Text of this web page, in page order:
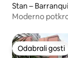
Stan –
Moderno
Odabrali gosti
Odabrali gosti